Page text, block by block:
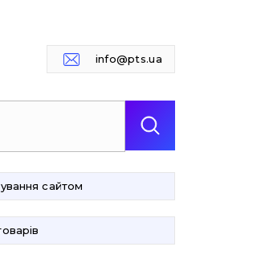
info@pts.ua
сайтом